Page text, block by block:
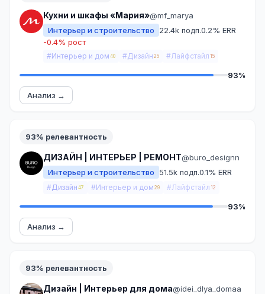
Кухни и шкафы «Мария»@mf_marya
Интерьер и строительство
22.4k подп.0.2% ERR
-0.4% рост
#Интерьер и дом 40 #Дизайн 25 #Лайфстайл 15
93%
Анализ →
93% релевантность
ДИЗАЙН | ИНТЕРЬЕР | РЕМОНТ@buro_designn
Интерьер и строительство
51.5k подп.0.1% ERR
#Дизайн 47 #Интерьер и дом 29 #Лайфстайл 12
93%
Анализ →
93% релевантность
Дизайн | Интерьер для дома@idei_dlya_domaa